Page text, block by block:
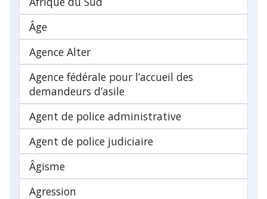
Âge
Agence Alter
Agence fédérale pour l’accueil des
demandeurs d’asile
Agent de police administrative
Agent de police judiciaire
Âgisme
Agression